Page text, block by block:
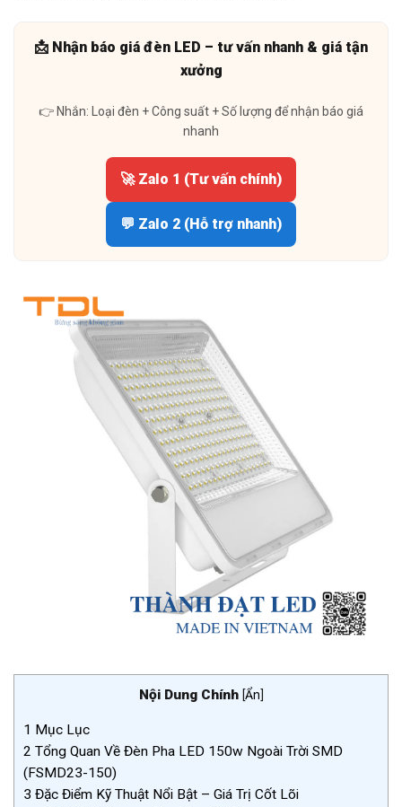
📩 Nhận báo giá đèn LED – tư vấn nhanh & giá tận
xưởng
👉 Nhắn: Loại đèn + Công suất + Số lượng để nhận báo giá
nhanh
🚀 Zalo 1 (Tư vấn chính)
💬 Zalo 2 (Hỗ trợ nhanh)
Nội Dung Chính [Ẩn]
1 Mục Lục
2 Tổng Quan Về Đèn Pha LED 150w Ngoài Trời SMD
(FSMD23-150)
3 Đặc Điểm Kỹ Thuật Nổi Bật – Giá Trị Cốt Lõi